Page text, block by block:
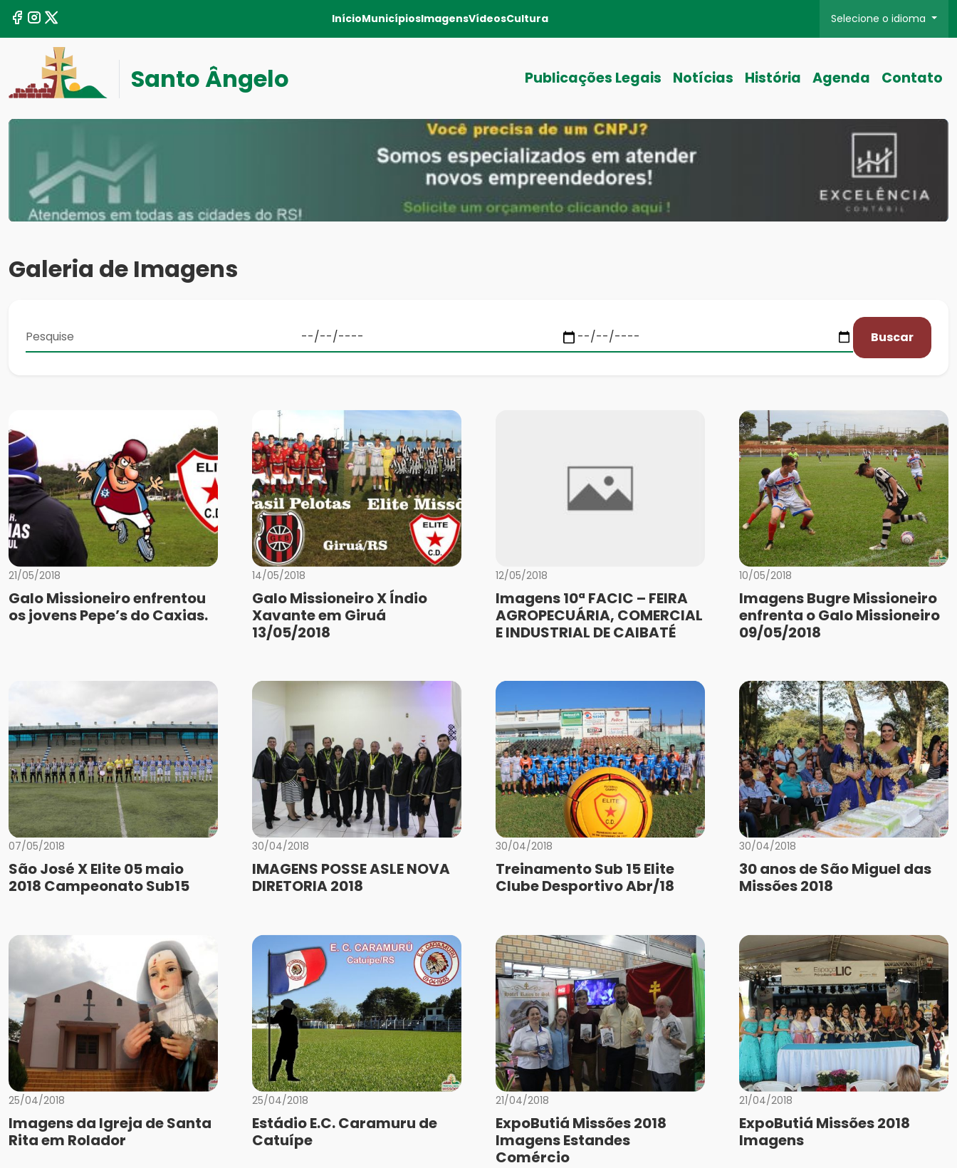
InícioMunicípiosImagensVídeosCultura Selecione o idioma
Santo Ângelo Publicações Legais Notícias História Agenda Contato
Galeria de Imagens
Buscar
21/05/2018
Galo Missioneiro enfrentou
os jovens Pepe’s do Caxias.
14/05/2018
Galo Missioneiro X Índio
Xavante em Giruá
13/05/2018
12/05/2018
Imagens 10ª FACIC – FEIRA
AGROPECUÁRIA, COMERCIAL
E INDUSTRIAL DE CAIBATÉ
10/05/2018
Imagens Bugre Missioneiro
enfrenta o Galo Missioneiro
09/05/2018
07/05/2018
São José X Elite 05 maio
2018 Campeonato Sub15
30/04/2018
IMAGENS POSSE ASLE NOVA
DIRETORIA 2018
30/04/2018
Treinamento Sub 15 Elite
Clube Desportivo Abr/18
30/04/2018
30 anos de São Miguel das
Missões 2018
25/04/2018
Imagens da Igreja de Santa
Rita em Rolador
25/04/2018
Estádio E.C. Caramuru de
Catuípe
21/04/2018
ExpoButiá Missões 2018
Imagens Estandes
Comércio
21/04/2018
ExpoButiá Missões 2018
Imagens